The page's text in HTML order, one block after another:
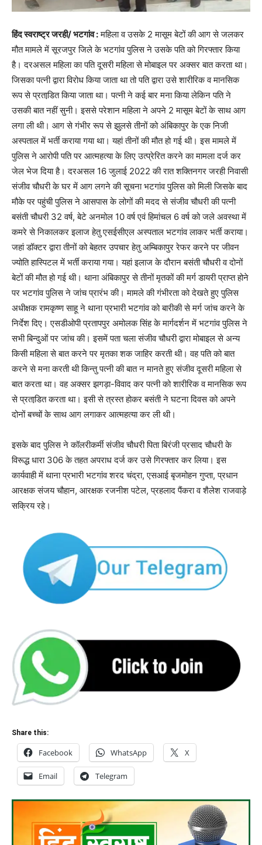
हिंद स्वराष्ट्र जरही/ भटगांव :महिला व उसके 2 मासूम बेटों की आग से जलकर
मौत मामले में सूरजपुर जिले के भटगांव पुलिस ने उसके पति को गिरफ्तार किया
है। दरअसल महिला का पति दूसरी महिला से मोबाइल पर अक्सर बात करता था।
जिसका पत्नी द्वारा विरोध किया जाता था तो पति द्वारा उसे शारीरिक व मानसिक
रूप से प्रताडि़त किया जाता था। पत्नी ने कई बार मना किया लेकिन पति ने
उसकी बात नहीं सुनी। इससे परेशान महिला ने अपने 2 मासूम बेटों के साथ आग
लगा ली थी। आग से गंभीर रूप से झुलसे तीनों को अंबिकापुर के एक निजी
अस्पताल में भर्ती कराया गया था। यहां तीनों की मौत हो गई थी। इस मामले में
पुलिस ने आरोपी पति पर आत्महत्या के लिए उत्प्रेरित करने का मामला दर्ज कर
जेल भेज दिया है। दरअसल 16 जुलाई 2022 की रात शक्तिनगर जरही निवासी
संजीव चौधरी के घर में आग लगने की सूचना भटगांव पुलिस को मिली जिसके बाद
मौके पर पहुंची पुलिस ने आसपास के लोगों की मदद से संजीव चौधरी की पत्नी
बसंती चौधरी 32 वर्ष, बेटे अनमोल 10 वर्ष एवं हिमांचल 6 वर्ष को जले अवस्था में
कमरे से निकालकर इलाज हेतु एसईसीएल अस्पताल भटगांव लाकर भर्ती कराया।
जहां डॉक्टर द्वारा तीनों को बेहतर उपचार हेतु अम्बिकापुर रेफर करने पर जीवन
ज्योति हास्पिटल में भर्ती कराया गया। यहां इलाज के दौरान बसंती चौधरी व दोनों
बेटों की मौत हो गई थी। थाना अंबिकापुर से तीनों मृतकों की मर्ग डायरी प्राप्त होने
पर भटगांव पुलिस ने जांच प्रारंभ की। मामले की गंभीरता को देखते हुए पुलिस
अधीक्षक रामकृष्ण साहू ने थाना प्रभारी भटगांव को बारीकी से मर्ग जांच करने के
निर्देश दिए। एसडीओपी प्रतापपुर अमोलक सिंह के मार्गदर्शन में भटगांव पुलिस ने
सभी बिन्दुओं पर जांच की। इसमें पता चला संजीव चौधरी द्वारा मोबाइल से अन्य
किसी महिला से बात करने पर मृतका शक जाहिर करती थी। वह पति को बात
करने से मना करती थी किन्तु पत्नी की बात न मानते हुए संजीव दूसरी महिला से
बात करता था। वह अक्सर झगड़ा-विवाद कर पत्नी को शारीरिक व मानसिक रूप
से प्रताडि़त करता था। इसी से त्रस्त होकर बसंती ने घटना दिवस को अपने
दोनों बच्चों के साथ आग लगाकर आत्महत्या कर ली थी।
इसके बाद पुलिस ने कॉलरीकर्मी संजीव चौधरी पिता बिरंजी प्रसाद चौधरी के
विरूद्ध धारा 306 के तहत अपराध दर्ज कर उसे गिरफ्तार कर लिया। इस
कार्यवाही में थाना प्रभारी भटगांव शरद चंद्रा, एसआई बृजमोहन गुप्ता, प्रधान
आरक्षक संजय चौहान, आरक्षक रजनीश पटेल, प्रहलाद पैंकरा व शैलेश राजवाड़े
सक्रिय रहे।
Share this:
Facebook WhatsApp X
Email Telegram